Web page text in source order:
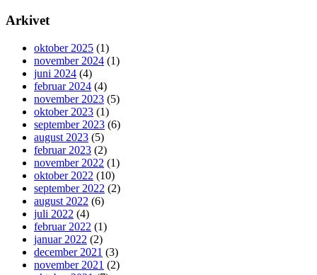
Arkivet
oktober 2025 (1)
november 2024 (1)
juni 2024 (4)
februar 2024 (4)
november 2023 (5)
oktober 2023 (1)
september 2023 (6)
august 2023 (5)
februar 2023 (2)
november 2022 (1)
oktober 2022 (10)
september 2022 (2)
august 2022 (6)
juli 2022 (4)
februar 2022 (1)
januar 2022 (2)
december 2021 (3)
november 2021 (2)